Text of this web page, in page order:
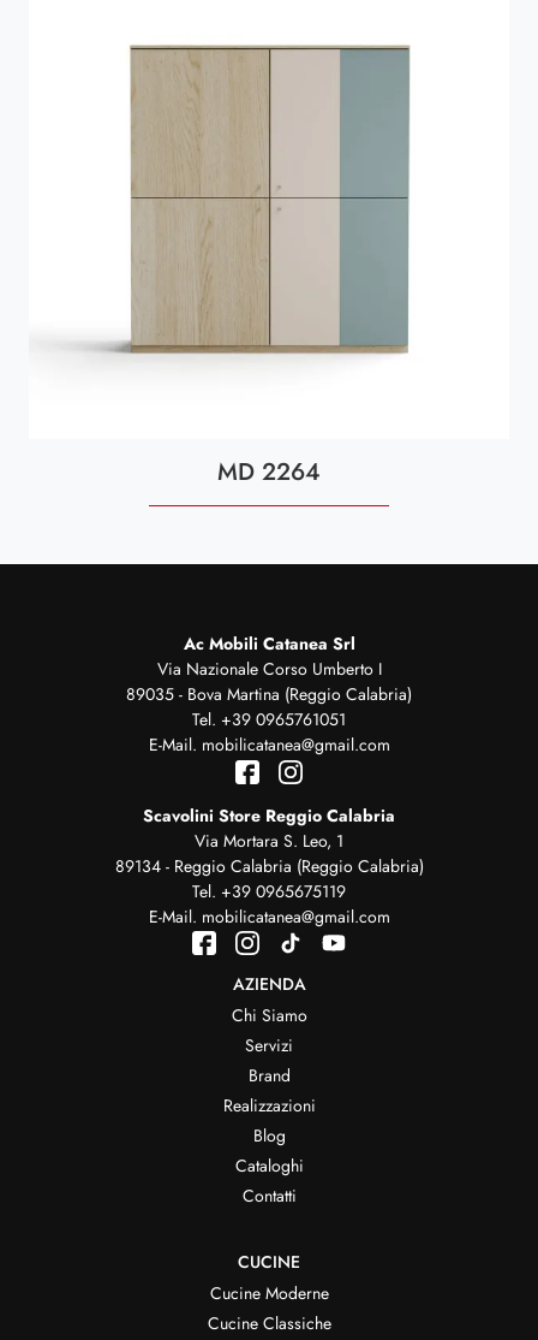
MD 2264
Ac Mobili Catanea Srl
Via Nazionale Corso Umberto I
89035 - Bova Martina (Reggio Calabria)
Tel. +39 0965761051
E-Mail. mobilicatanea@gmail.com
Scavolini Store Reggio Calabria
Via Mortara S. Leo, 1
89134 - Reggio Calabria (Reggio Calabria)
Tel. +39 0965675119
E-Mail. mobilicatanea@gmail.com
AZIENDA
Chi Siamo
Servizi
Brand
Realizzazioni
Blog
Cataloghi
Contatti
CUCINE
Cucine Moderne
Cucine Classiche